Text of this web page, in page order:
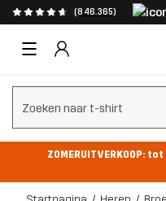
(846.365)
Zoeken wissen
ZOMERUITVERKOOP: